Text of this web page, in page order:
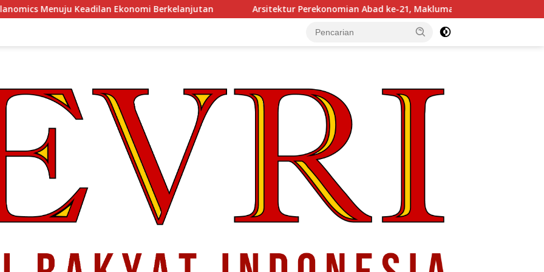
Ekonomi Berkelanjutan Arsitektur Perekonomian Abad ke-21, Maklumat Merdeka Barat, dan Jalan Panjang